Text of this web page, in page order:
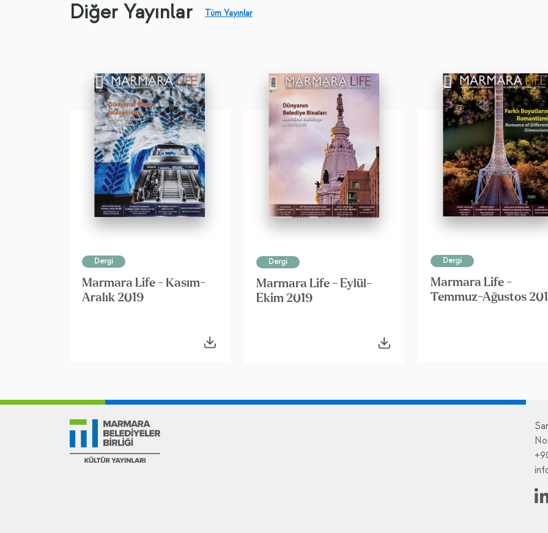
Diğer Yayınlar Tüm Yayınlar
Dergi
Marmara Life - Kasım-
Aralık 2019
Dergi
Marmara Life - Eylül-
Ekim 2019
Dergi
Marmara Life -
Temmuz-Ağustos